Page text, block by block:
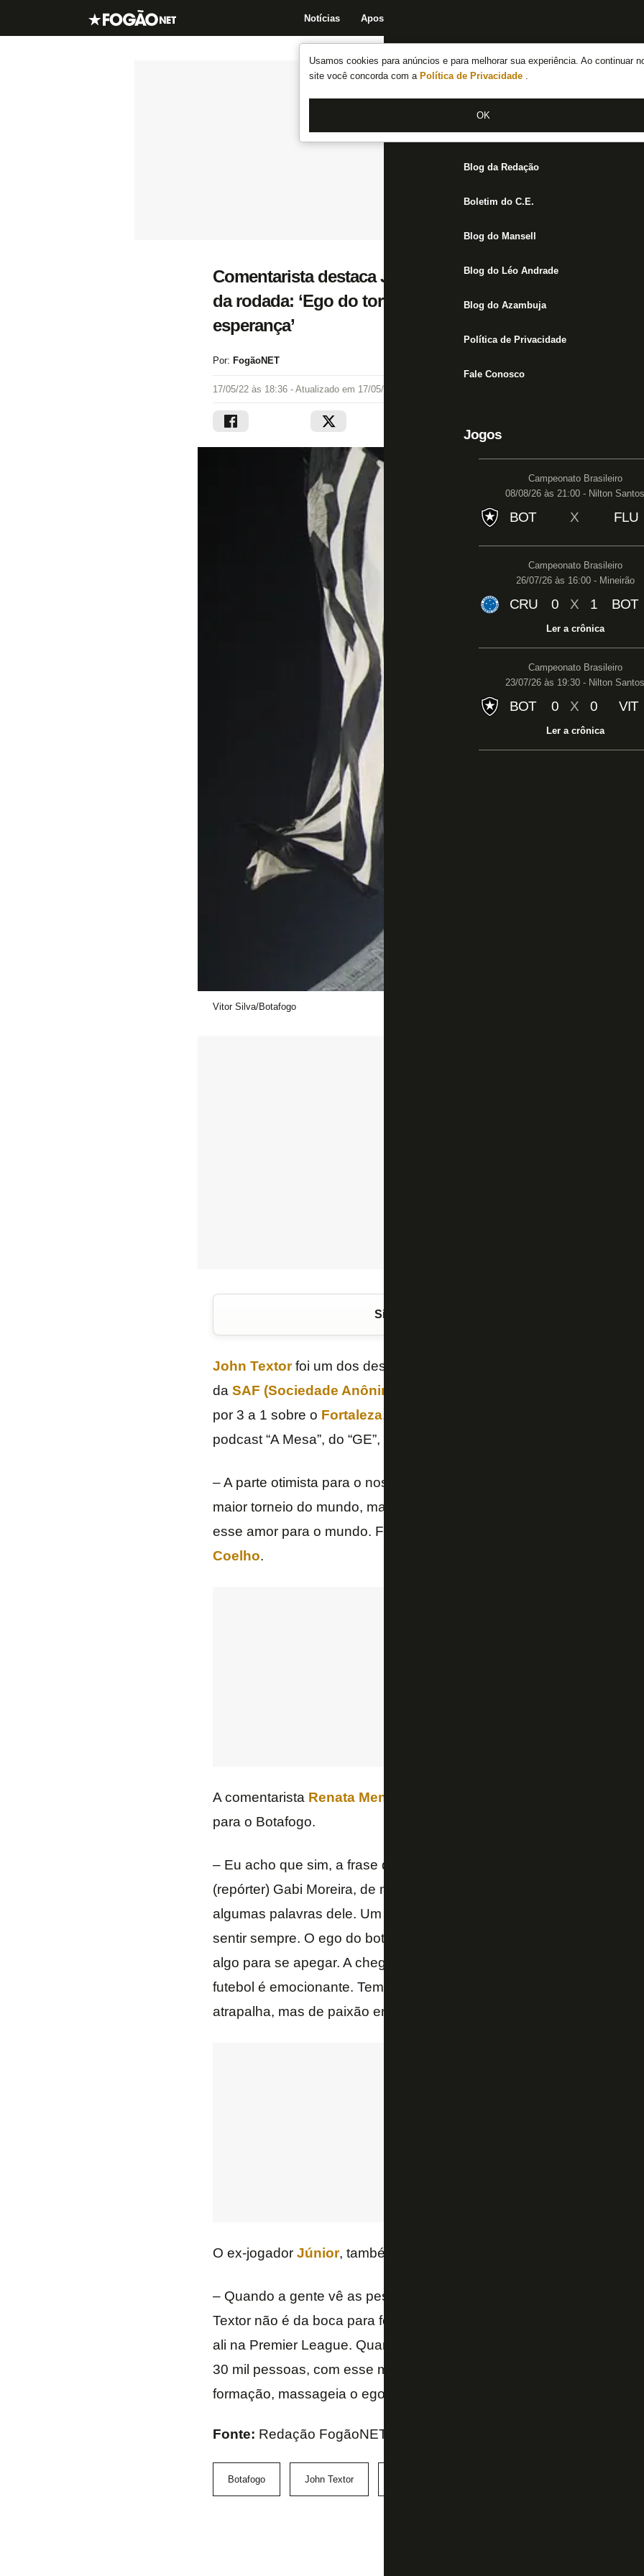
Usamos cookies para anúncios e para melhorar sua experiência. Ao continuar
site você concorda com a Política de Privacidade .
OK
Notícias Apostas
Notícias do Botafogo
Fórum
Jogos
Blog da Redação
Boletim do C.E.
Blog do Mansell
Blog do Léo Andrade
Blog do Azambuja
Política de Privacidade
Fale Conosco
Jogos
Campeonato Brasileiro
08/08/26 às 21:00 - Nilton Santos
BOT X FLU
Campeonato Brasileiro
26/07/26 às 16:00 - Mineirão
CRU 0 X 1 BOT
Ler a crônica
Campeonato Brasileiro
23/07/26 às 19:30 - Nilton Santos
BOT 0 X 0 VIT
Ler a crônica
Comentarista destaca John Textor como uma das
da rodada: ‘Ego do torcedor do Botafogo estava
esperança’
Por: FogãoNET
17/05/22 às 18:36 - Atualizado em 17/05/22 às 18:38
Vitor Silva/Botafogo
Siga o FogãoNET
John Textorfoi um dos destaques do fim de semana de futebol no
da SAF (Sociedade Anônima do Futebol)
por 3 a 1 sobre o Fortaleza, tremulou bandeira e se emocionou em
podcast “A Mesa”, do “GE”, enalteceu o empresário.
– A parte otimista para o nosso futebol é o Textor falando que a
maior torneio do mundo, mas não tem o amor que temos aqui.
esse amor para o mundo. Fiquei feliz com essa frase – valorizou
Coelho.
A comentarista Renata Mendonça
para o Botafogo.
– Eu acho que sim, a frase do Textor foi uma das grandes
(repórter) Gabi Moreira, de maneira muito competente, teve
algumas palavras dele. Um gringo tem que vir aqui contar para nós o
sentir sempre. O ego do botafoguense estava precisando tanto de
algo para se apegar. A chegada do Textor mostra isso e evidencia o
futebol é emocionante. Temos coisas a discutir de qualidade de jogo,
atrapalha, mas de paixão entendemos muito – frisou.
O ex-jogador Júnior, também comentarista, foi outro a elogiar.
– Quando a gente vê as pessoas que não têm a nossa cultura
Textor não é da boca para fora. É do coração mesmo. Certamente
ali na Premier League. Quando pega o Engenhão nesses últimos
30 mil pessoas, com esse momento do clube, apesar de erros por
formação, massageia o ego do brasileiro amante de futebol-
Fonte: Redação FogãoNET e podcast A Mesa (GE)
Botafogo John Textor